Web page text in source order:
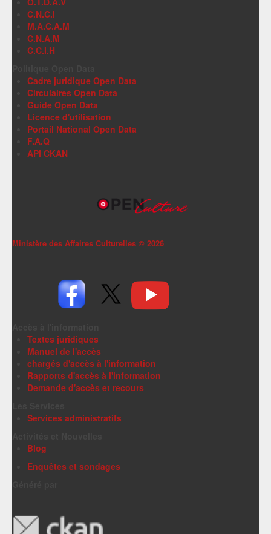
C.N.C.I
M.A.C.A.M
C.N.A.M
C.C.I.H
Cadre juridique Open Data
Circulaires Open Data
Guide Open Data
Licence d'utilisation
Portail National Open Data
F.A.Q
API CKAN
Ministère des Affaires Culturelles © 2026
Textes juridiques
Manuel de l'accès
chargés d'accès à l'information
Rapports d'accès à l'information
Demande d'accès et recours
Services administratifs
Blog
Enquêtes et sondages